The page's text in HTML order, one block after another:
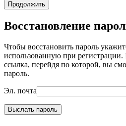
Продолжить
Восстановление
Чтобы восстановить пароль
использованную при регистрации.
ссылка, перейдя по которой, вы
пароль.
Эл. почта
Выслать пароль